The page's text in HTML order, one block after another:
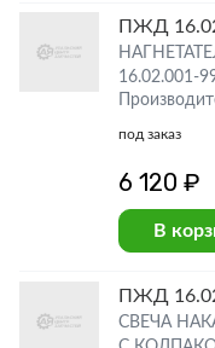
ПЖД
16.02.001-
под заказ
6 120 ₽
В
ПЖД
СВЕЧА